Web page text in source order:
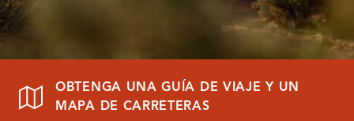
OBTENGA UNA GUÍA DE VIAJE Y UN
MAPA DE CARRETERAS